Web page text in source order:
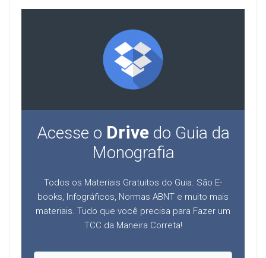
Acesse o Drivedo Guia da
Monografia
Todos os Materiais Gratuitos do Guia. São E-
books, Infográficos, Normas ABNT e muito mais
materiais. Tudo que você precisa para Fazer um
TCC da Maneira Correta!